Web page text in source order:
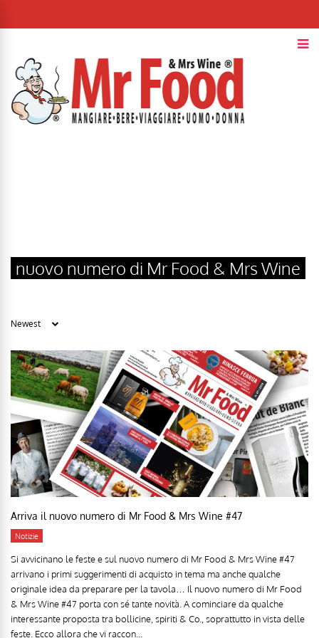
nuovo numero di Mr Food & Mrs Wine
Arriva il nuovo numero di Mr Food & Mrs Wine #47
Notizie
Si avvicinano le feste e sul nuovo numero di Mr Food & Mrs Wine #47
arrivano i primi suggerimenti di acquisto in tema ma anche qualche
originale idea da preparare per la tavola… Il nuovo numero di Mr Food
& Mrs Wine #47 porta con sé tante novità. A cominciare da qualche
interessante proposta tra bollicine, spiriti & Co., soprattutto in vista delle
feste. Ecco allora che vi raccon...